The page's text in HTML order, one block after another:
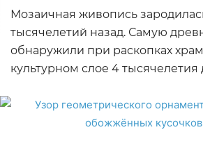
Мозаичная живопись
тысячелетий назад. Самую
обнаружили при раскопках
культурном слое 4